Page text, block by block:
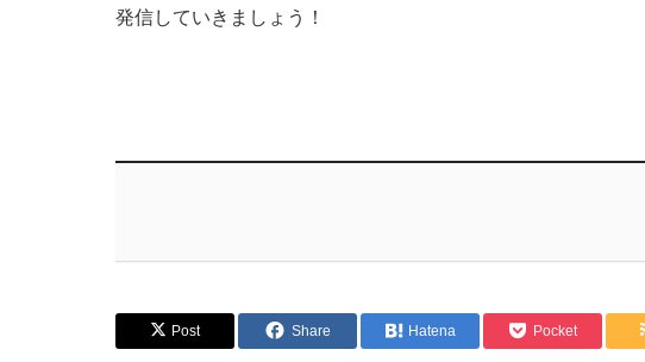
発信していきましょう！
Post Share Hatena Pocket